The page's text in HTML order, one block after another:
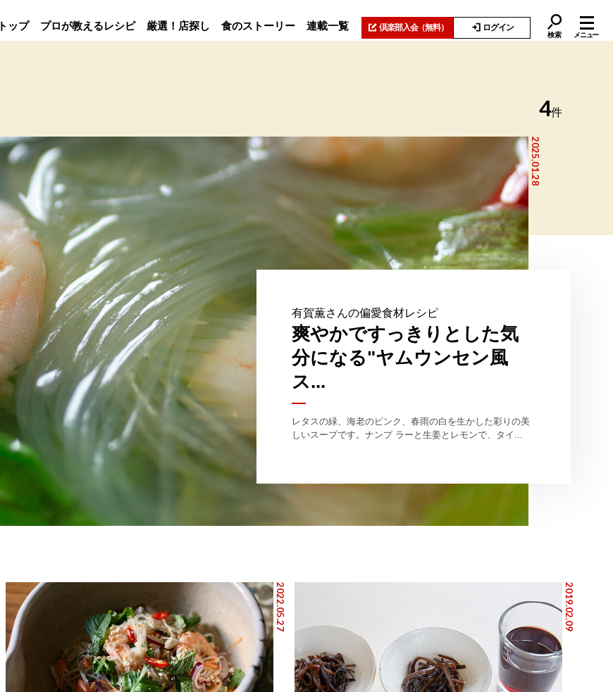
トップ プロが教えるレシピ 厳選！店探し 食のストーリー 連載一覧 倶楽部入会（無料） ログイン
検索 メニュー
4件
2025.01.28
有賀薫さんの偏愛食材レシピ
爽やかですっきりとした気
分になる"ヤムウンセン風
ス...
レタスの緑、海老のピンク、春雨の白を生かした彩りの美
しいスープです。ナンプ ラーと生姜とレモンで、タイ...
2022.05.27 2019.02.09